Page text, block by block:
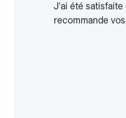
J'ai été satisfaite
recommande